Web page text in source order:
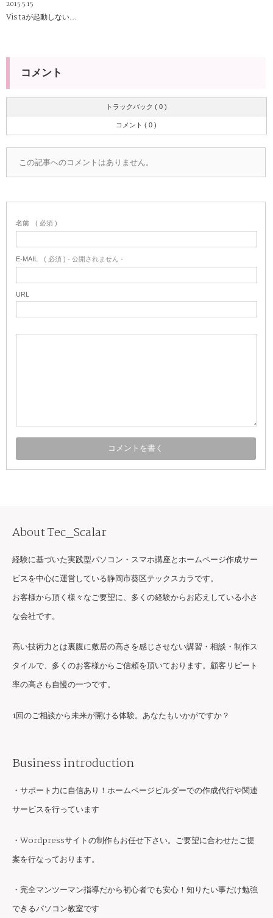
2015.5.15
Vistaが起動しない…
コメント
トラックバック ( 0 )
コメント ( 0 )
この記事へのコメントはありません。
名前 ( 必須 )
E-MAIL ( 必須 ) - 公開されません -
URL
About Tec_Scalar
経験に基づいた実践型パソコン・スマホ講座とホームページ作成サー
ビスを中心に運営している静岡市葵区テックスカラです。
お客様から頂く様々なご要望に、多くの経験からお応えしている小さ
な会社です。
高い技術力とは裏腹に敷居の高さを感じさせない講習・相談・制作ス
タイルで、多くのお客様からご信頼を頂いております。顧客リピート
率の高さも自慢の一つです。
1回のご相談から未来が開ける体験。あなたもいかがですか？
Business introduction
・サポート力に自信あり！ホームページビルダーでの作成代行や関連
サービスを行っています
・Wordpressサイトの制作もお任せ下さい。ご要望に合わせたご提
案を行なっております。
・完全マンツーマン指導だから初心者でも安心！知りたい事だけ勉強
できるパソコン教室です